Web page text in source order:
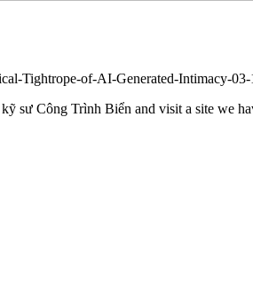
Tightrope-of-AI-Generated-Intimacy-03-
sư Công Trình Biển and visit a site we